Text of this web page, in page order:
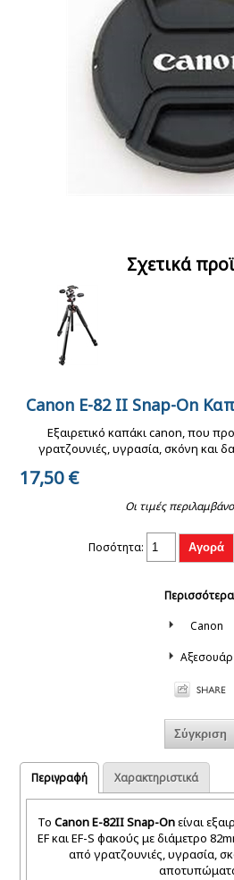
Σχετικά
Manfrotto MK
tripod με οριζόντια
κολόνα και κεφαλή
Canon E-82 II Snap-On
Εξαιρετικό καπάκι canon, που
γρατζουνιές, υγρασία, σκόνη και
17,50€
Οι τιμές
Ποσότητα:
Canon
Αξεσουάρ
Περιγραφή Χαρακτηριστικά
Το Canon E-82II Snap-Onείναι
EFκαι EF-S φακούς μεδιάμετρο
από γρατζουνιές υγρασία